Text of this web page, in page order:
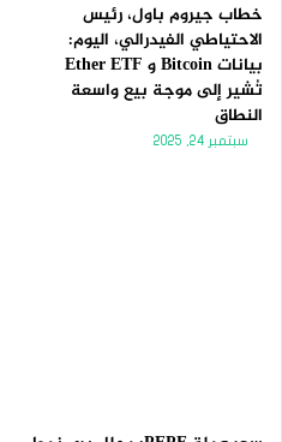
خطاب جيروم باول، رئيس
الاحتياطي الفيدرالي، اليوم:
بيانات Bitcoin و Ether ETF
تُشير إلى موجة بيع واسعة
النطاق
سبتمبر 24, 2025